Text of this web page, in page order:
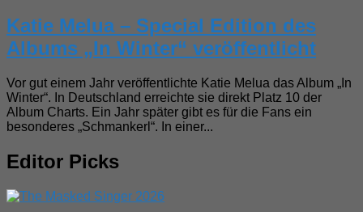
Katie Melua – Special Edition des
Albums „In Winter“ veröffentlicht
Vor gut einem Jahr veröffentlichte Katie Melua das Album „In
Winter“. In Deutschland erreichte sie direkt Platz 10 der
Album Charts. Ein Jahr später gibt es für die Fans ein
besonderes „Schmankerl“. In einer...
Editor Picks